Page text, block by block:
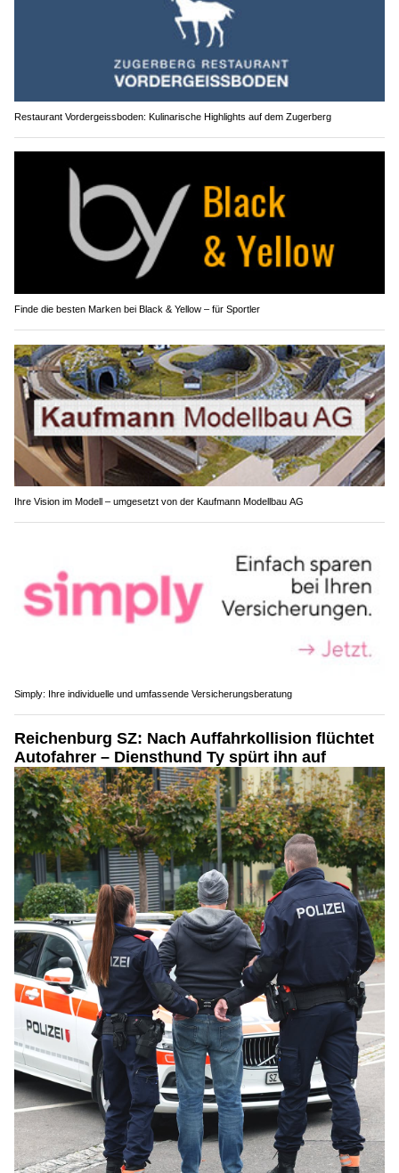
Restaurant Vordergeissboden: Kulinarische Highlights auf dem Zugerberg
Finde die besten Marken bei Black & Yellow – für Sportler
Ihre Vision im Modell – umgesetzt von der Kaufmann Modellbau AG
Simply: Ihre individuelle und umfassende Versicherungsberatung
Reichenburg SZ: Nach Auffahrkollision flüchtet
Autofahrer – Diensthund Ty spürt ihn auf